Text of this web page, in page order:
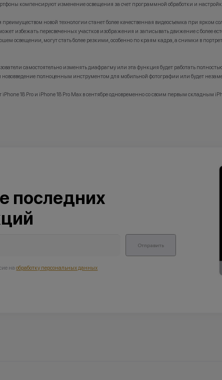
компенсируют изменение освещения за счет программной обработки и
новой технологии станет более качественная видеосъемка при ярком
избежать пересвеченных участков изображения и записывать движение с более
освещении, могут стать более резкими, особенно по краям кадра, а снимки в
самостоятельно изменять диафрагму или эта функция будет работать
нововведение полноценным инструментом для мобильной фотографии или будет
18 Pro и iPhone 18 Pro Max в сентябре одновременно со своим первым складным
последних
Отправить
наобработку персональных данных